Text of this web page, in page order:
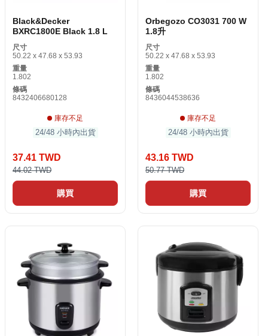
Black&Decker
BXRC1800E Black 1.8 L
尺寸
50.22 x 47.68 x 53.93
重量
1.802
條碼
8432406680128
庫存不足
24/48 小時內出貨
37.41 TWD
44.02 TWD
購買
Orbegozo CO3031 700 W
1.8升
尺寸
50.22 x 47.68 x 53.93
重量
1.802
條碼
8436044538636
庫存不足
24/48 小時內出貨
43.16 TWD
50.77 TWD
購買